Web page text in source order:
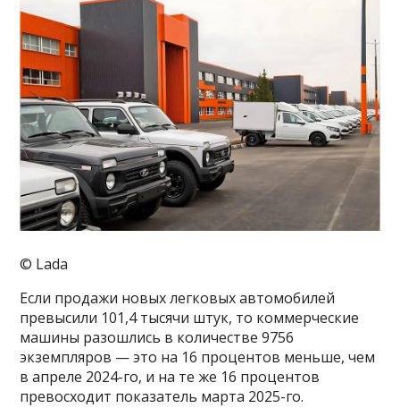
© Lada
Если продажи новых легковых автомобилей
превысили 101,4 тысячи штук, то коммерческие
машины разошлись в количестве 9756
экземпляров — это на 16 процентов меньше, чем
в апреле 2024-го, и на те же 16 процентов
превосходит показатель марта 2025-го.